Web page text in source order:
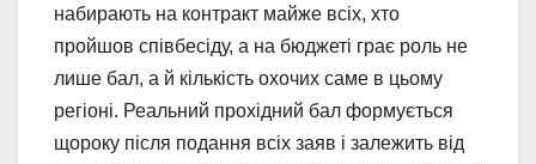
набирають на контракт майже всіх, хто
пройшов співбесіду, а на бюджеті грає роль не
лише бал, а й кількість охочих саме в цьому
регіоні. Реальний прохідний бал формується
щороку після подання всіх заяв і залежить від